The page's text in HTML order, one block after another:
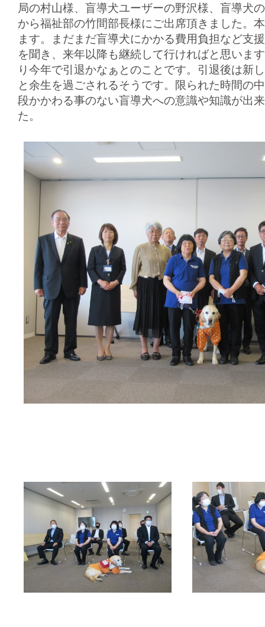
局の村山様、盲導犬ユーザーの野沢様、盲導犬
から福祉部の竹間部長様にご出席頂きました。
ます。まだまだ盲導犬にかかる費用負担など支
を聞き、来年以降も継続して行ければと思いま
り今年で引退かなぁとのことです。引退後は新
と余生を過ごされるそうです。限られた時間の
段かかわる事のない盲導犬への意識や知識が出
た。